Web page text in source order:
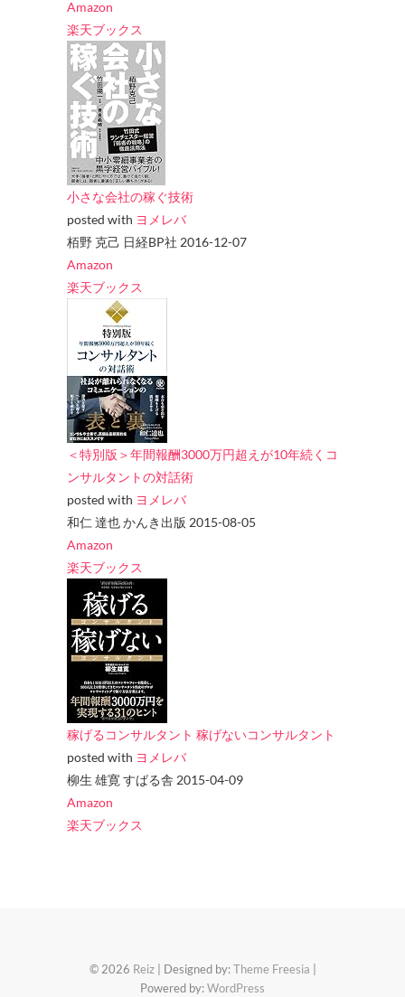
Amazon
楽天ブックス
小さな会社の稼ぐ技術
posted with ヨメレバ
栢野 克己 日経BP社 2016-12-07
Amazon
楽天ブックス
＜特別版＞年間報酬3000万円超えが10年続くコ
ンサルタントの対話術
posted with ヨメレバ
和仁 達也 かんき出版 2015-08-05
Amazon
楽天ブックス
稼げるコンサルタント 稼げないコンサルタント
posted with ヨメレバ
柳生 雄寛 すばる舎 2015-04-09
Amazon
楽天ブックス
© 2026 Reiz| Designed by:Theme Freesia |
Powered by:WordPress